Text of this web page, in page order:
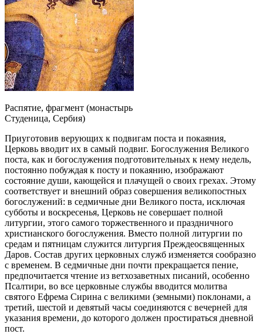
Распятие, фрагмент (монастырь
Студеница, Сербия)
Приуготовив верующих к подвигам поста и покаяния,
Церковь вводит их в самый подвиг. Богослужения Великого
поста, как и богослужения подготовительных к нему недель,
постоянно побуждая к посту и покаянию, изображают
состояние души, кающейся и плачущей о своих грехах. Этому
соответствует и внешний образ совершения великопостных
богослужений: в седмичные дни Великого поста, исключая
субботы и воскресенья, Церковь не совершает полной
литургии, этого самого торжественного и праздничного
христианского богослужения. Вместо полной литургии по
средам и пятницам служится литургия Преждеосвященных
Даров. Состав других церковных служб изменяется сообразно
с временем. В седмичные дни почти прекращается пение,
предпочитается чтение из ветхозаветных писаний, особенно
Псалтири, во все церковные службы вводится молитва
святого Ефрема Сирина с великими (земными) поклонами, а
третий, шестой и девятый часы соединяются с вечерней для
указания времени, до которого должен простираться дневной
пост.